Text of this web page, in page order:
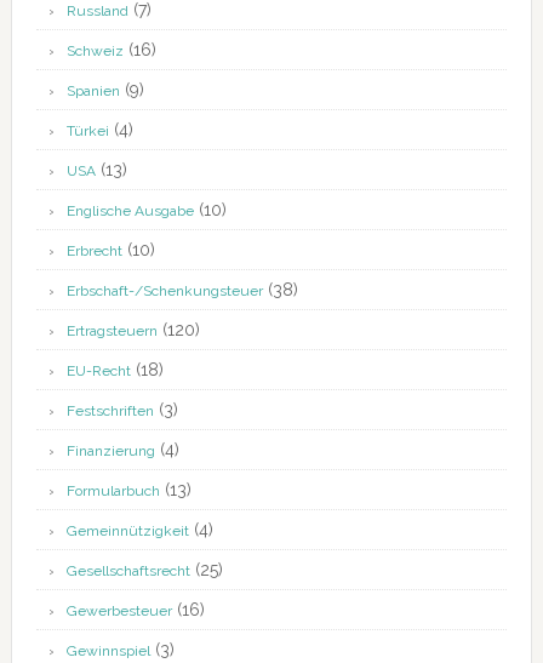
Russland(7)
Schweiz (16)
Spanien (9)
Türkei (4)
USA(13)
Englische Ausgabe(10)
Erbrecht(10)
Erbschaft-/Schenkungsteuer(38)
Ertragsteuern (120)
EU-Recht(18)
Festschriften (3)
Finanzierung (4)
Formularbuch (13)
Gemeinnützigkeit(4)
Gesellschaftsrecht(25)
Gewerbesteuer(16)
Gewinnspiel(3)